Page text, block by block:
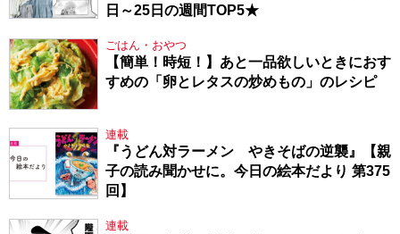
日～25日の週間TOP5★
ごはん・おやつ
【簡単！時短！】あと一品欲しいときにおす
すめの「卵とレタスの炒めもの」のレシピ
連載
『うどん対ラーメン やきそばの逆襲』【親
子の読み聞かせに。今日の絵本だより 第375
回】
連載